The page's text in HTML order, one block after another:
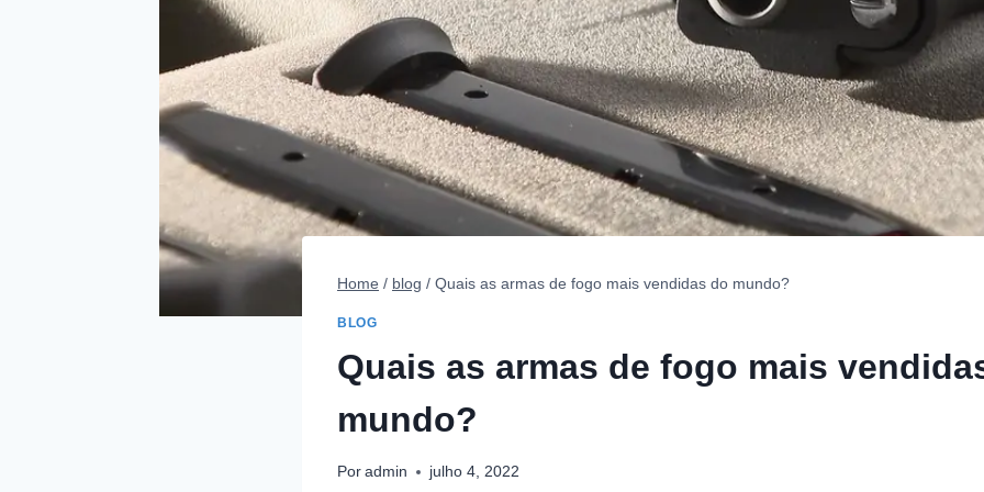
Home / blog / Quais as armas de fogo mais vendidas do mundo?
BLOG
Quais as armas de fogo mais
mundo?
Por admin julho 4, 2022